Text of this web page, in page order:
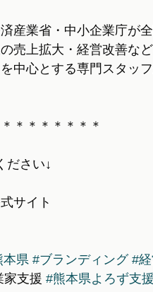
済産業省・中小企業庁が
売上拡大・経営改善な
中心とする専門スタッ
＊＊＊＊＊＊＊
ださい↓
サイト
本県 #ブランディング #
家支援 #熊本県よろず支